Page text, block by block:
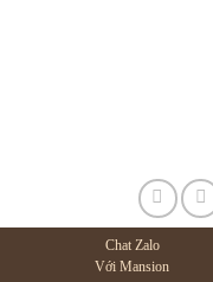
Chat Zalo
Với Mansion